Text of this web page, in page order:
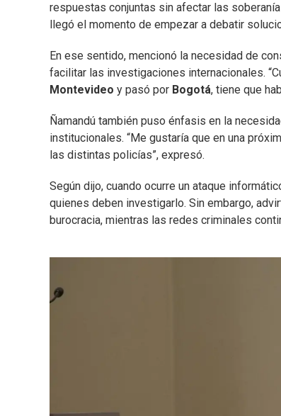
respuestas conjuntas sin afectar las
llegó el momento de empezar a debatir
En ese sentido, mencionó la necesidad de
facilitar las investigaciones internacionales.
Montevideo y pasó por Bogotá, tiene que
Ñamandú también puso énfasis en la
institucionales. “Me gustaría que en una
las distintas policías”, expresó.
Según dijo, cuando ocurre un ataque
quienes deben investigarlo. Sin embargo,
burocracia, mientras las redes criminales